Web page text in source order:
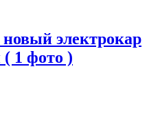
электрокар
( 1 фото )